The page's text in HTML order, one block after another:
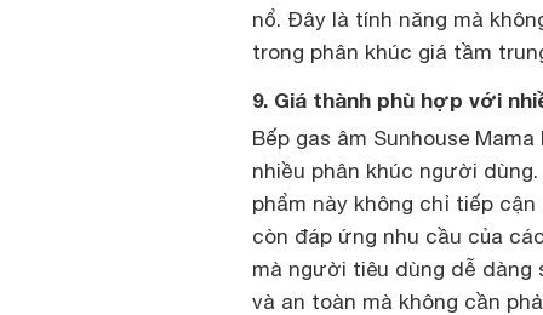
nổ. Đây là tính năng mà
trong phân khúc giá tầm
9. Giá thành phù hợp với
Bếp gas âm Sunhouse
nhiều phân khúc người
phẩm này không chỉ tiếp
còn đáp ứng nhu cầu của
mà người tiêu dùng dễ
và an toàn mà không cần